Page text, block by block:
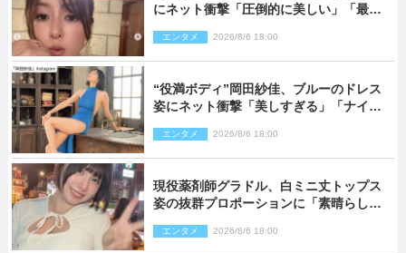
にネット衝撃「圧倒的に美しい」「最強
エンタメ 2026/8/6 18:00
“役満ボディ”岡田紗佳、ブルーのドレス
姿にネット衝撃「美しすぎる」「ナイ
エンタメ 2026/8/6 18:00
現役薬剤師グラドル、白ミニ丈トップス
姿の抜群プロポーションに「素晴らしす
エンタメ 2026/8/6 18:00